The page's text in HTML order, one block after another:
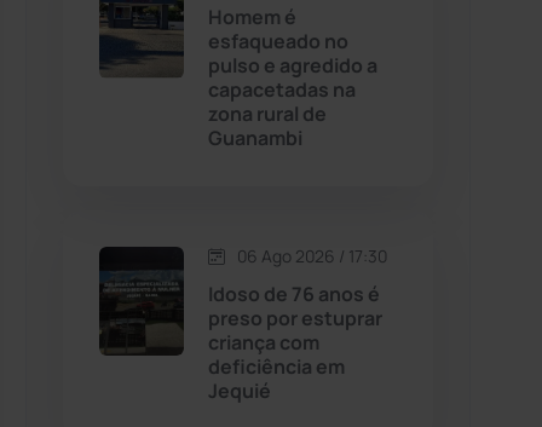
Cordeiros
Dom Basílio
Érico Cardoso
Esportes
Homem é
esfaqueado no
pulso e agredido a
capacetadas na
zona rural de
Guanambi
06 Ago 2026 / 17:30
Idoso de 76 anos é
preso por estuprar
criança com
deficiência em
Jequié